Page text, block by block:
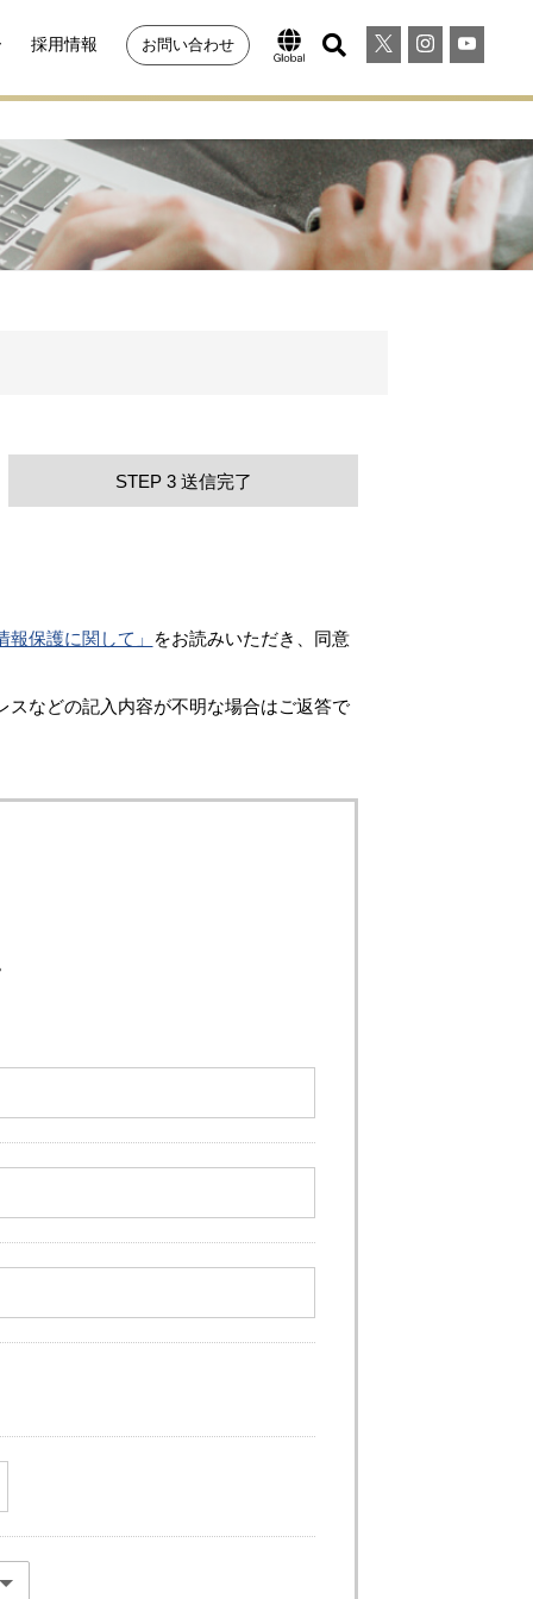
採用情報 お問い合わせ
STEP 3 送信完了
報保護に関して」 をお読みいただき、同意
などの記入内容が不明な場合はご返答で